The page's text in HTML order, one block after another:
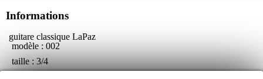
Informations
guitare classique LaPaz
modèle : 002
taille : 3/4